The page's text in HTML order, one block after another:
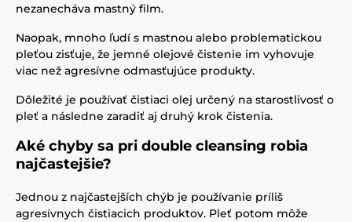
nezanecháva mastný film.
Naopak, mnoho ľudí s mastnou alebo problematickou
pleťou zisťuje, že jemné olejové čistenie im vyhovuje
viac než agresívne odmasťujúce produkty.
Dôležité je používať čistiaci olej určený na starostlivosť o
pleť a následne zaradiť aj druhý krok čistenia.
Aké chyby sa pri double cleansing robia
najčastejšie?
Jednou z najčastejších chýb je používanie príliš
agresívnych čistiacich produktov. Pleť potom môže